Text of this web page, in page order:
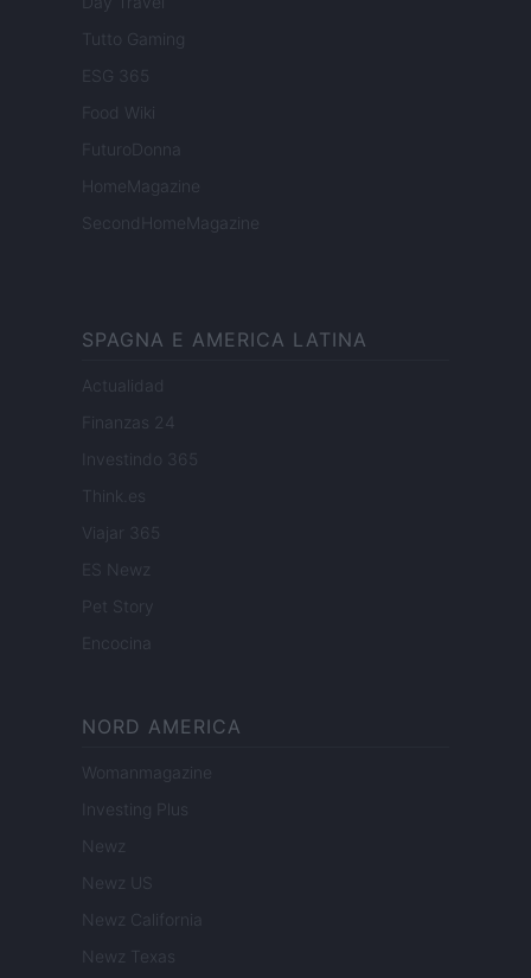
Tutto Gaming
ESG 365
Food Wiki
FuturoDonna
HomeMagazine
SecondHomeMagazine
SPAGNA E AMERICA LATINA
Actualidad
Finanzas 24
Investindo 365
Think.es
Viajar 365
ES Newz
Pet Story
Encocina
NORD AMERICA
Womanmagazine
Investing Plus
Newz
Newz US
Newz California
Newz Texas